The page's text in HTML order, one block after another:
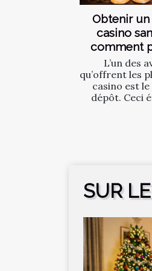
Obtenir
casino
comment
L’un des
qu’offrent les
casino est le
dépôt. Ceci
SUR